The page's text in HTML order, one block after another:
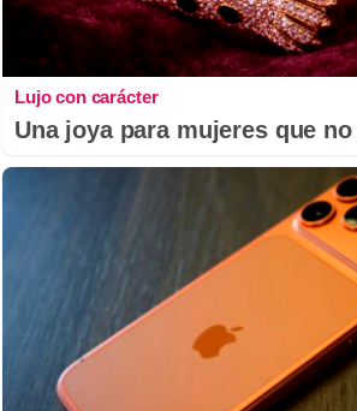
Lujo con carácter
Una joya para mujeres que